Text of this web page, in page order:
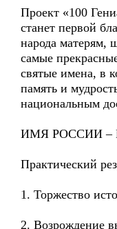
Проект «100
станет первой
народа матерям,
самые
святые имена, в
память и
национальным
ИМЯ РОССИИ –
Практический
1. Торжество
2. Возрождение